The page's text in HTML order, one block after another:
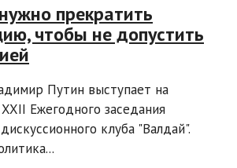
прекратить
чтобы не допустить
Путин выступает на
Ежегодного заседания
клуба "Валдай".